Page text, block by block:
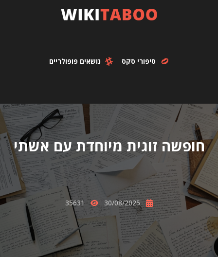
סיפורי סקס נושאים פופולריים
חופשה זוגית מיוחדת עם אשתי
30/08/2025
35631